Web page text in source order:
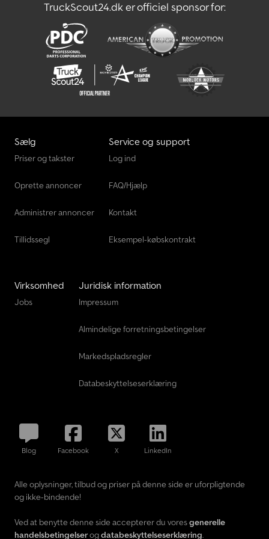
Beslag/lister i aluminium Chsdpfx Ajv T Hnpef Doa * LED-belysning
* 230V/16A udendørs tilslutning, fordeling/FI-afbryder * 3 x LED-
bånd i aluprofil som loftsbelysning * 4 x dobbeltstikkontakt *
Glastop på disk ca. 500/180 mm, hylde i resopal og
glasmontrestøtter Billederne behøver ikke svare til
standardudstyret, tekniske ændringer (f.eks. dækstørrelser) kan
forekomme.
TruckScout24.dk er officiel sponsor for:
Sælg
Priser og takster
Oprette annoncer
Administrer annoncer
Tillidssegl
Service og support
Log ind
FAQ/Hjælp
Kontakt
Eksempel-købskontrakt
Virksomhed
Jobs
Juridisk information
Impressum
Almindelige forretningsbetingelser
Markedspladsregler
Databeskyttelseserklæring
Blog Facebook X LinkedIn
Alle oplysninger, tilbud og priser på denne side er uforpligtende
og ikke-bindende!
Ved at benytte denne side accepterer du voresgenerelle
handelsbetingelserogdatabeskyttelseserklæring.